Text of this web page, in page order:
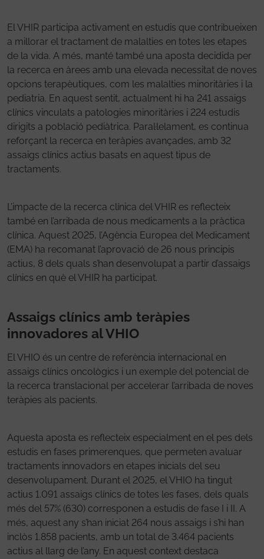
El VHIR participa activament en estudis que contribueixen
a millorar el tractament de malalties en totes les etapes
de la vida. A més, manté també una aposta decidida per
la recerca en àrees amb una elevada necessitat de noves
opcions terapèutiques, com les malalties minoritàries i la
pediatria. En aquest sentit, actualment hi ha 241 assaigs
clínics vinculats a patologies minoritàries i 224 estudis
dirigits a població pediàtrica. Paral·lelament, es continua
reforçant la recerca en teràpies avançades, amb 32
assaigs clínics actius basats en aquest tipus de
tractaments.
L’impacte de la recerca clínica del VHIR es reflecteix
també en l’arribada de nous medicaments a la pràctica
clínica. Aquest 2025, l’Agència Europea del Medicament
(EMA) ha recomanat l’aprovació de 26 nous principis
actius, 8 dels quals s’han desenvolupat a partir d’assaigs
clínics en què el VHIR ha participat.
Assaigs clínics amb teràpies
innovadores al VHIO
El VHIO és un centre de referència internacional en
assaigs clínics oncològics i un exemple del potencial de
la recerca translacional per accelerar l’arribada de noves
teràpies als pacients.
Aquesta aposta es reflecteix especialment en el pes dels
estudis en fases primerenques, que permeten avaluar
tractaments innovadors en etapes inicials del seu
desenvolupament. Durant el 2025, el VHIO ha tingut
actius 1.091 assaigs clínics de totes les fases, dels quals
més del 57% (630) corresponen a estudis de fase I i II. A
més, aquest any s’han iniciat 264 nous assaigs i s’hi han
inclòs 1.858 pacients, amb un total de 3.464 pacients
actius al llarg de l’any. En aquest context destaca